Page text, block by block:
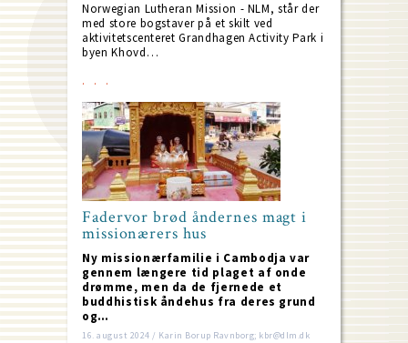
Norwegian Lutheran Mission - NLM, står der
med store bogstaver på et skilt ved
aktivitetscenteret Grandhagen Activity Park i
byen Khovd…
Fadervor brød åndernes magt i
missionærers hus
Ny missionærfamilie i Cambodja var
gennem længere tid plaget af onde
drømme, men da de fjernede et
buddhistisk åndehus fra deres grund
og…
16. august 2024 / Karin Borup Ravnborg; kbr@dlm.dk